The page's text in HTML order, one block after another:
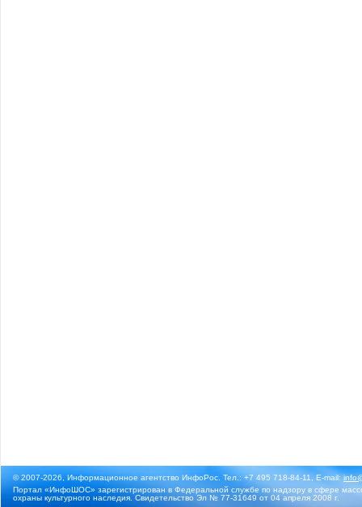
© 2007-2026, Информационное агентство ИнфоРос. Тел.: +7 495 718-84-11, E-mail:
Портал «ИнфоШОС» зарегистрирован в Федеральной службе по надзору в сфере
охраны культурного наследия. Свидетельство Эл № 77-31649 от 04 апреля 2008 г.